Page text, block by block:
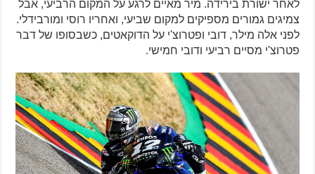
לאחר ישורת בירידה. מיר מאיים לרגע על המקום הרביעי, אבל
צמיגים גמורים מספיקים למקום שביעי, ואחריו רוסי ומורבידלי.
לפני אלה מילר, דובי ופטרוצ'י על הדוקאטים, כשבסופו של דבר
פטרוצ'י מסיים רביעי ודובי חמישי.